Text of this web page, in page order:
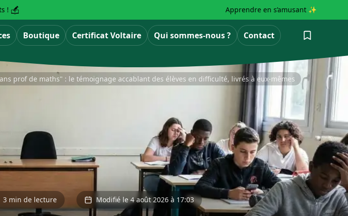
! Apprendre en s’amusant ✨
Boutique Certificat Voltaire Qui sommes-nous ? Contact
prof de maths" : le témoignage accablant des élèves en difficulté, livrés à eux-mêmes
3 min de lecture Modifié le 4 août 2026 à 17:03